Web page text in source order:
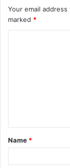
Your email
marked *
t
*
Name *